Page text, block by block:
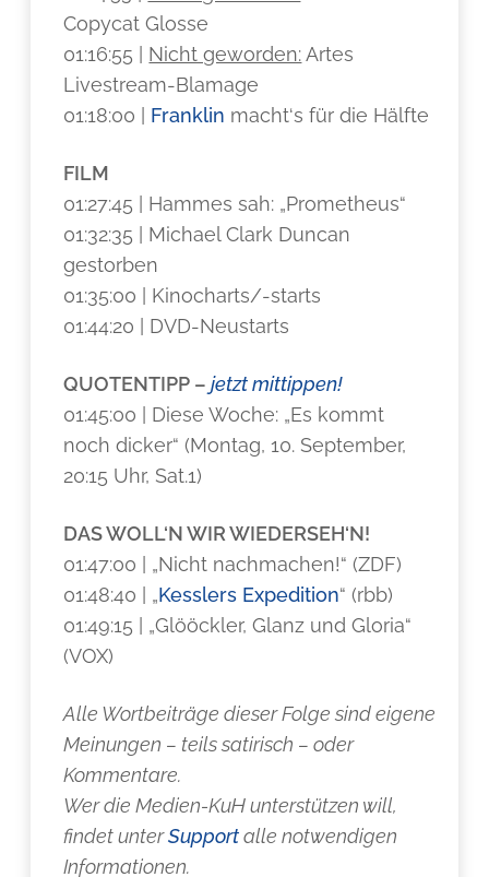
Copycat Glosse
01:16:55 | Nicht geworden:Artes
Livestream-Blamage
01:18:00 | Franklin macht‘s für die Hälfte
FILM
01:27:45 | Hammes sah: „Prometheus“
01:32:35 | Michael Clark Duncan
gestorben
01:35:00 | Kinocharts/-starts
01:44:20 | DVD-Neustarts
QUOTENTIPP –jetzt mittippen!
01:45:00 | Diese Woche: „Es kommt
noch dicker“ (Montag, 10. September,
20:15 Uhr, Sat.1)
DAS WOLL‘N WIR WIEDERSEH‘N!
01:47:00 | „Nicht nachmachen!“ (ZDF)
01:48:40 | „Kesslers Expedition“ (rbb)
01:49:15 | „Glööckler, Glanz und Gloria“
(VOX)
Alle Wortbeiträge dieser Folge sind eigene
Meinungen – teils satirisch – oder
Kommentare.
Wer die Medien-KuH unterstützen will,
findet unterSupportalle notwendigen
Informationen.